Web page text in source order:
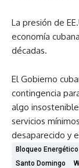
La presión de
economía
décadas.
El Gobierno
contingencia
algo
servicios
desaparecido y
Bloqueo Energético
Santo Domingo